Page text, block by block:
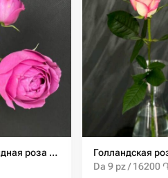
Кустовая пионовидная роза мисти баблс 60см
Da 9 pz / 16200